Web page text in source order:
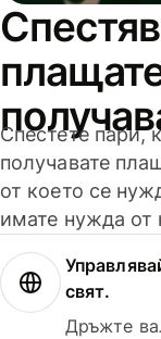
Спестете пари,
получавате
от което се
имате нужда от
свят.
Дръжте